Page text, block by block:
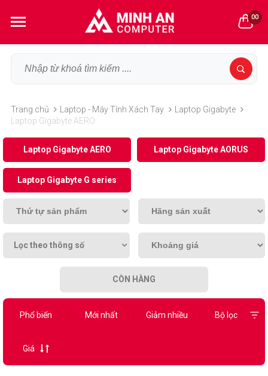
00
Trang chủ Laptop - Máy Tính Xách Tay
Laptop Gigabyte
Laptop Gigabyte AERO
Laptop Gigabyte AERO Laptop Gigabyte AORUS
Laptop Gigabyte G series
Lọc theo thông số
CÒN HÀNG
Phổ biến Mới nhất Giảm nhiều Bộ lọc
Giá